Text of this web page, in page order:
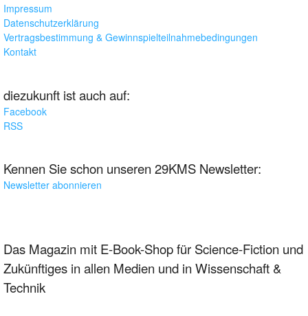
Impressum
Datenschutzerklärung
Vertragsbestimmung & Gewinnspielteilnahmebedingungen
Kontakt
diezukunft ist auch auf:
Facebook
RSS
Kennen Sie schon unseren 29KMS Newsletter:
Newsletter abonnieren
Das Magazin mit E-Book-Shop für Science-Fiction und
Zukünftiges in allen Medien und in Wissenschaft &
Technik